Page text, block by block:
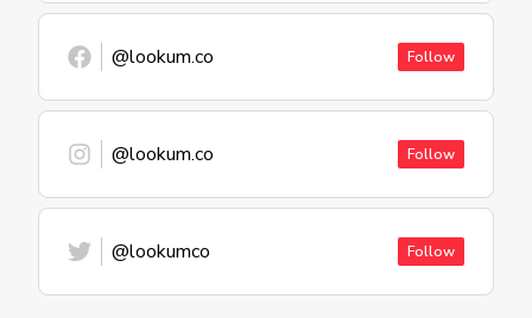
@lookum.co Follow
@lookum.co Follow
@lookumco Follow